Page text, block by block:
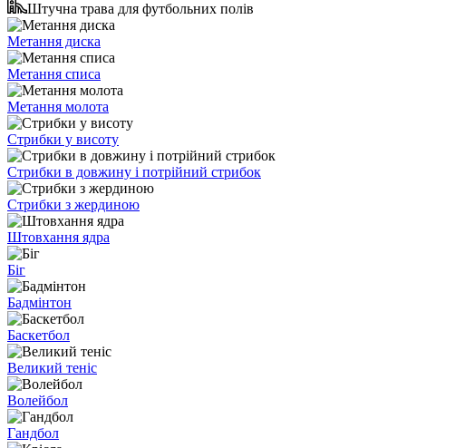
Штучна трава для футбольних полів
Метання диска
Метання списа
Метання молота
Стрибки у висоту
Стрибки в довжину і потрійний стрибок
Стрибки з жердиною
Штовхання ядра
Біг
Бадмінтон
Баскетбол
Великий теніс
Волейбол
Гандбол